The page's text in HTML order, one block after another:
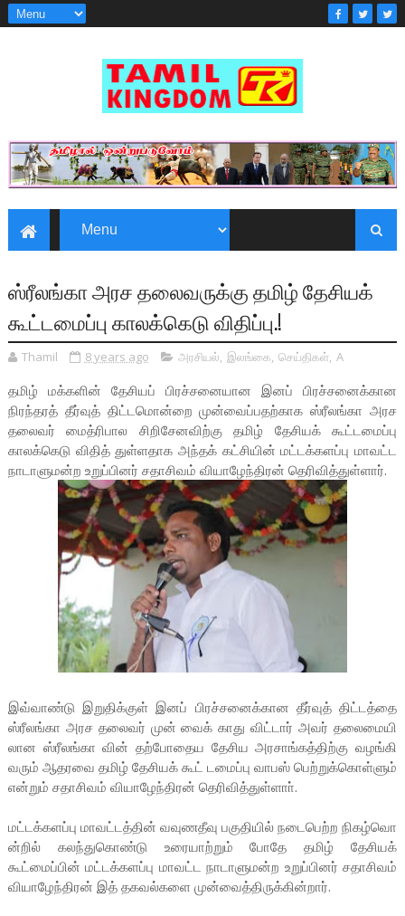
ஸ்ரீலங்கா அரச தலைவருக்கு தமிழ் தேசியக்
கூட்டமைப்பு காலக்கெடு விதிப்பு.!
Thamil 8 years ago அரசியல், இலங்கை, செய்திகள், A
தமிழ் மக்களின் தேசியப் பிரச்சனையான இனப் பிரச்சனைக்கான
நிரந்தரத் தீர்வுத் திட்டமொன்றை முன்வைப்பதற்காக ஸ்ரீலங்கா அரச
தலைவர் மைத்ரிபால சிறிசேனவிற்கு தமிழ் தேசியக் கூட்டமைப்பு
காலக்கெடு விதித் துள்ளதாக அந்தக் கட்சியின் மட்டக்களப்பு மாவட்ட
நாடாளுமன்ற உறுப்பினர் சதாசிவம் வியாழேந்திரன் தெரிவித்துள்ளார்.
இவ்வாண்டு இறுதிக்குள் இனப் பிரச்சனைக்கான தீர்வுத் திட்டத்தை
ஸ்ரீலங்கா அரச தலைவர் முன் வைக் காது விட்டார் அவர் தலைமையி
லான ஸ்ரீலங்கா வின் தற்போதைய தேசிய அரசாங்கத்திற்கு வழங்கி
வரும் ஆதரவை தமிழ் தேசியக் கூட் டமைப்பு வாபஸ் பெற்றுக்கொள்ளும்
என்றும் சதாசிவம் வியாழேந்திரன் தெரிவித்துள்ளாா்.
மட்டக்களப்பு மாவட்டத்தின் வவுணதீவு பகுதியில் நடைபெற்ற நிகழ்வொ
ன்றில் கலந்துகொண்டு உரையாற்றும் போதே தமிழ் தேசியக்
கூட்மைப்பின் மட்டக்களப்பு மாவட்ட நாடாளுமன்ற உறுப்பினர் சதாசிவம்
வியாழேந்திரன் இத் தகவல்களை முன்வைத்திருக்கின்றார்.